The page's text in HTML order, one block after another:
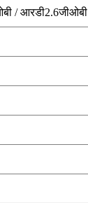
/ आरडी2.6जीओबी